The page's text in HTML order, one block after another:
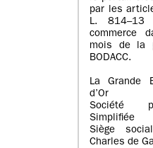
par les
L.
commerce
mois de la
BODACC.
La Grande
d’Or
Société
Simplifiée
Siège
Charles de